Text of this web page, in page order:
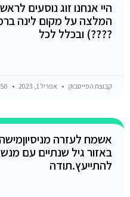
היי אנחנו זוג נוסעים
המלצה על מקום לינה
????) ובכלל לכל
קבוצת הפייסבוק אפריל 1, 2023
אשמח לעזרה
באזור גיל שנתיים עם
להתייעץ.תודה